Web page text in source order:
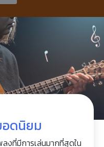
อดนิยม
งที่มีการเล่นมากที่สุดใน